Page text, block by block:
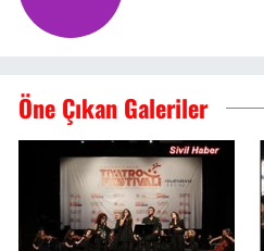
Öne Çıkan Galeriler